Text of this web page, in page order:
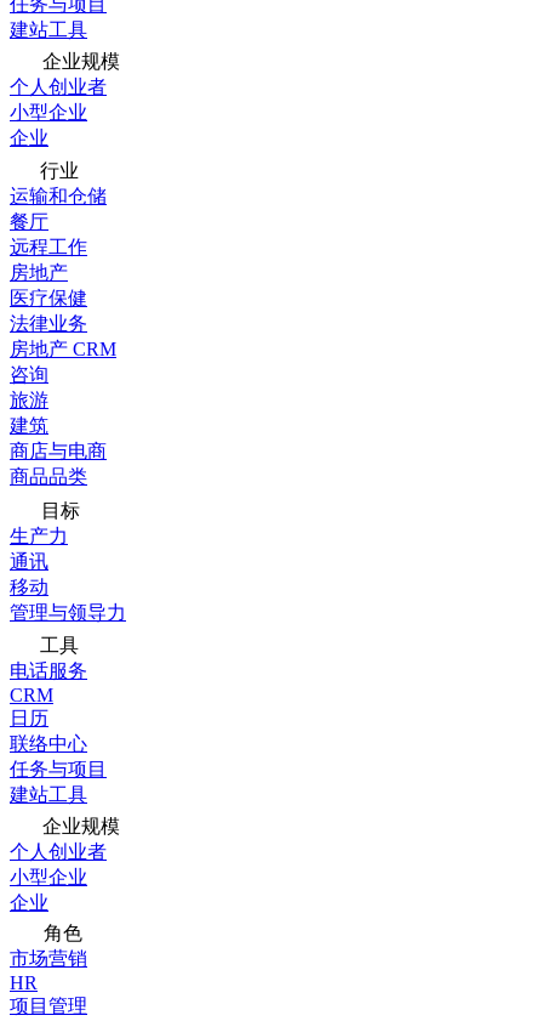
任务与项目
建站工具
企业规模
个人创业者
小型企业
企业
行业
运输和仓储
餐厅
远程工作
房地产
医疗保健
法律业务
房地产 CRM
咨询
旅游
建筑
商店与电商
商品品类
目标
生产力
通讯
移动
管理与领导力
工具
电话服务
CRM
日历
联络中心
任务与项目
建站工具
企业规模
个人创业者
小型企业
企业
角色
市场营销
HR
项目管理